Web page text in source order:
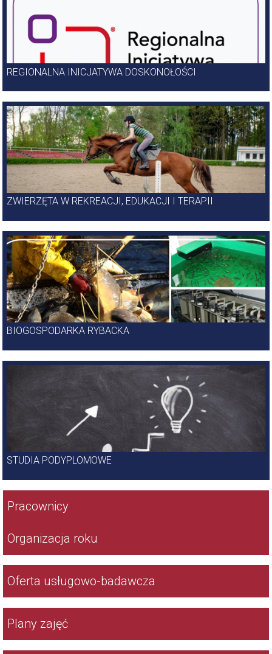
REGIONALNA INICJATYWA DOSKONOŁOŚCI
ZWIERZĘTA W REKREACJI, EDUKACJI I TERAPII
BIOGOSPODARKA RYBACKA
STUDIA PODYPLOMOWE
Wydział
Pracownicy
Organizacja roku
Oferta usługowo-badawcza
Plany zajęć